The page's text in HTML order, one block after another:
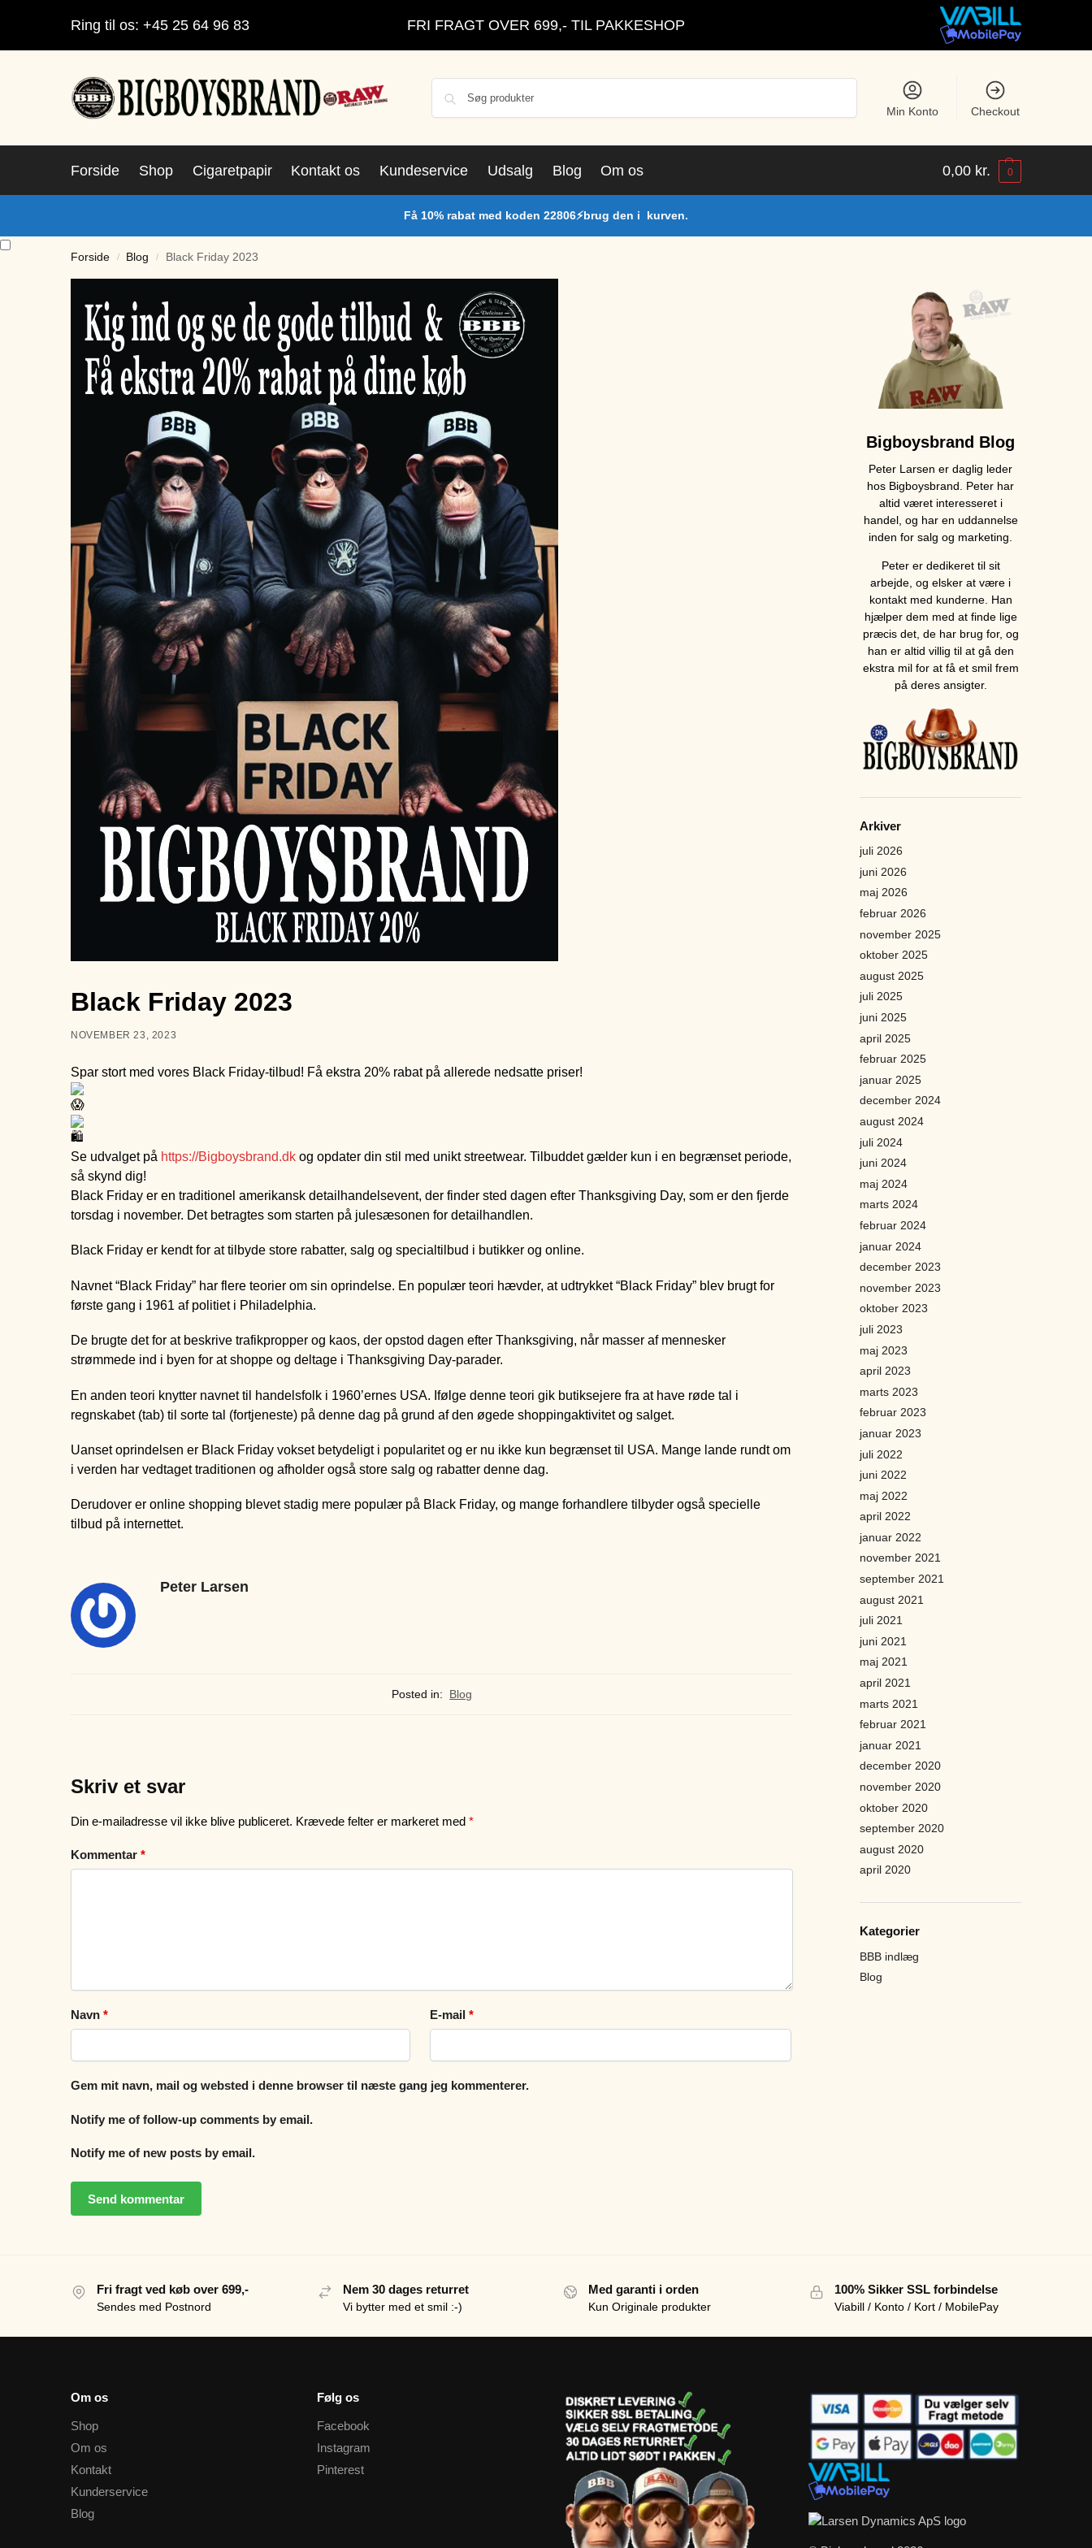
Ring til os: +45 25 64 96 83 FRI FRAGT OVER 699,- TIL PAKKESHOP
Min Konto Checkout
Forside Shop Cigaretpapir Kontakt os Kundeservice Udsalg Blog Om os 0,00 kr. 0
Få 10% rabat med koden 22806⚡brug den i kurven.
Forside / Blog / Black Friday 2023
Black Friday 2023
NOVEMBER 23, 2023
Spar stort med vores Black Friday-tilbud! Få ekstra 20% rabat på allerede nedsatte priser!
Se udvalget på https://Bigboysbrand.dk og opdater din stil med unikt streetwear. Tilbuddet gælder kun i en begrænset periode,
så skynd dig!
Black Friday er en traditionel amerikansk detailhandelsevent, der finder sted dagen efter Thanksgiving Day, som er den fjerde
torsdag i november. Det betragtes som starten på julesæsonen for detailhandlen.
Black Friday er kendt for at tilbyde store rabatter, salg og specialtilbud i butikker og online.
Navnet “Black Friday” har flere teorier om sin oprindelse. En populær teori hævder, at udtrykket “Black Friday” blev brugt for
første gang i 1961 af politiet i Philadelphia.
De brugte det for at beskrive trafikpropper og kaos, der opstod dagen efter Thanksgiving, når masser af mennesker
strømmede ind i byen for at shoppe og deltage i Thanksgiving Day-parader.
En anden teori knytter navnet til handelsfolk i 1960’ernes USA. Ifølge denne teori gik butiksejere fra at have røde tal i
regnskabet (tab) til sorte tal (fortjeneste) på denne dag på grund af den øgede shoppingaktivitet og salget.
Uanset oprindelsen er Black Friday vokset betydeligt i popularitet og er nu ikke kun begrænset til USA. Mange lande rundt om
i verden har vedtaget traditionen og afholder også store salg og rabatter denne dag.
Derudover er online shopping blevet stadig mere populær på Black Friday, og mange forhandlere tilbyder også specielle
tilbud på internettet.
Peter Larsen
Posted in: Blog
Skriv et svar
Din e-mailadresse vil ikke blive publiceret. Krævede felter er markeret med *
Kommentar *
Navn * E-mail *
Gem mit navn, mail og websted i denne browser til næste gang jeg kommenterer.
Notify me of follow-up comments by email.
Notify me of new posts by email.
Bigboysbrand Blog
Peter Larsen er daglig leder
hos Bigboysbrand. Peter har
altid været interesseret i
handel, og har en uddannelse
inden for salg og marketing.
Peter er dedikeret til sit
arbejde, og elsker at være i
kontakt med kunderne. Han
hjælper dem med at finde lige
præcis det, de har brug for, og
han er altid villig til at gå den
ekstra mil for at få et smil frem
på deres ansigter.
Arkiver
juli 2026
juni 2026
maj 2026
februar 2026
november 2025
oktober 2025
august 2025
juli 2025
juni 2025
april 2025
februar 2025
januar 2025
december 2024
august 2024
juli 2024
juni 2024
maj 2024
marts 2024
februar 2024
januar 2024
december 2023
november 2023
oktober 2023
juli 2023
maj 2023
april 2023
marts 2023
februar 2023
januar 2023
juli 2022
juni 2022
maj 2022
april 2022
januar 2022
november 2021
september 2021
august 2021
juli 2021
juni 2021
maj 2021
april 2021
marts 2021
februar 2021
januar 2021
december 2020
november 2020
oktober 2020
september 2020
august 2020
april 2020
Kategorier
BBB indlæg
Blog
Fri fragt ved køb over 699,-
Sendes med Postnord
Nem 30 dages returret
Vi bytter med et smil :-)
Med garanti i orden
Kun Originale produkter
100% Sikker SSL forbindelse
Viabill / Konto / Kort / MobilePay
Om os
Shop
Om os
Kontakt
Kunderservice
Blog
Følg os
Facebook
Instagram
Pinterest